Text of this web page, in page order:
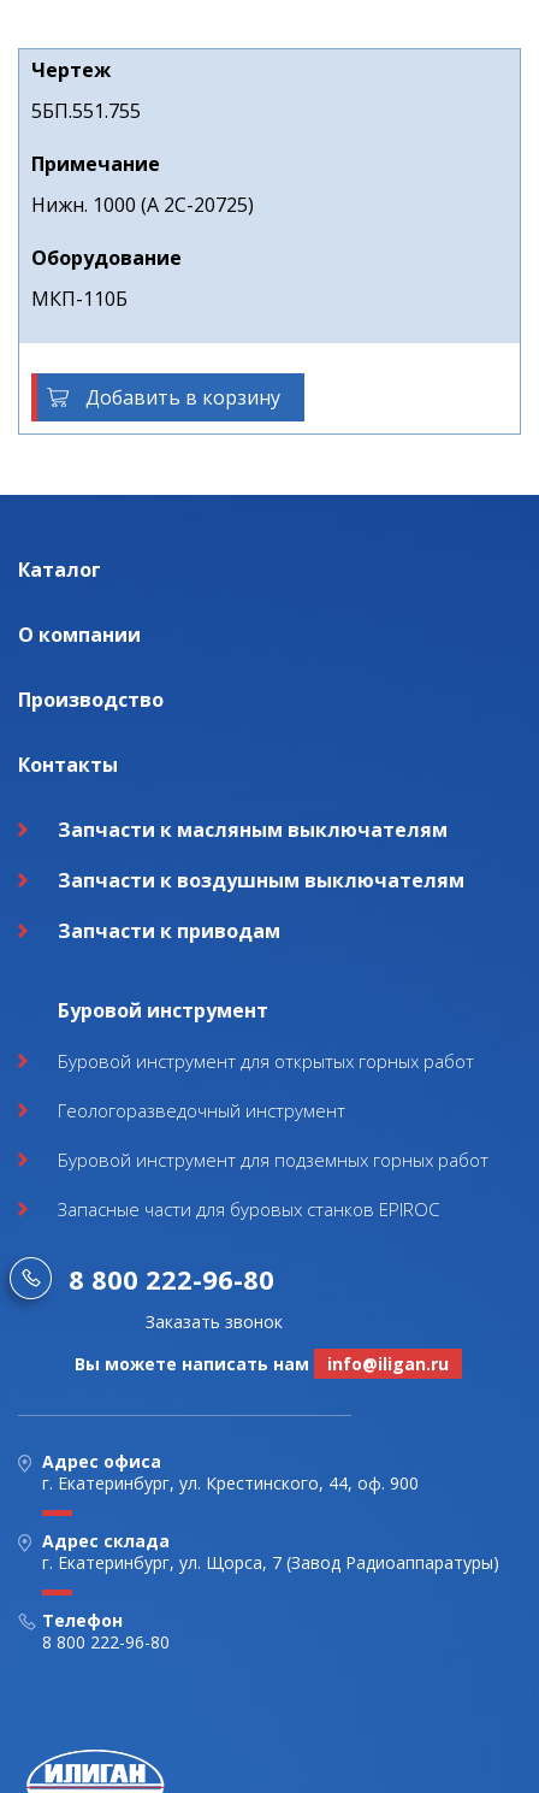
Чертеж
5БП.551.755
Примечание
Нижн. 1000 (А 2С-20725)
Оборудование
МКП-110Б
Добавить в корзину
Каталог
О компании
Производство
Контакты
Запчасти к масляным выключателям
Запчасти к воздушным выключателям
Запчасти к приводам
Буровой инструмент
Буровой инструмент для открытых горных работ
Геологоразведочный инструмент
Буровой инструмент для подземных горных работ
Запасные части для буровых станков EPIROC
8 800 222-96-80
Заказать звонок
Вы можете написать нам
info@iligan.ru
Адрес офиса
г. Екатеринбург, ул. Крестинского, 44, оф. 900
Адрес склада
г. Екатеринбург, ул. Щорса, 7 (Завод Радиоаппаратуры)
Телефон
8 800 222-96-80